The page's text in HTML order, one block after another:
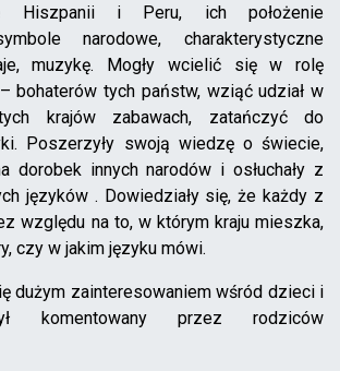
Hiszpanii i Peru, ich położenie
narodowe, charakterystyczne
muzykę. Mogły wcielić się w rolę
bohaterów tych państw, wziąć udział w
krajów zabawach, zatańczyć do
Poszerzyły swoją wiedzę o świecie,
dorobek innych narodów i osłuchały z
języków . Dowiedziały się, że każdy z
względu na to, w którym kraju mieszka,
czy w jakim języku mówi.
dużym zainteresowaniem wśród dzieci i
komentowany przez rodziców